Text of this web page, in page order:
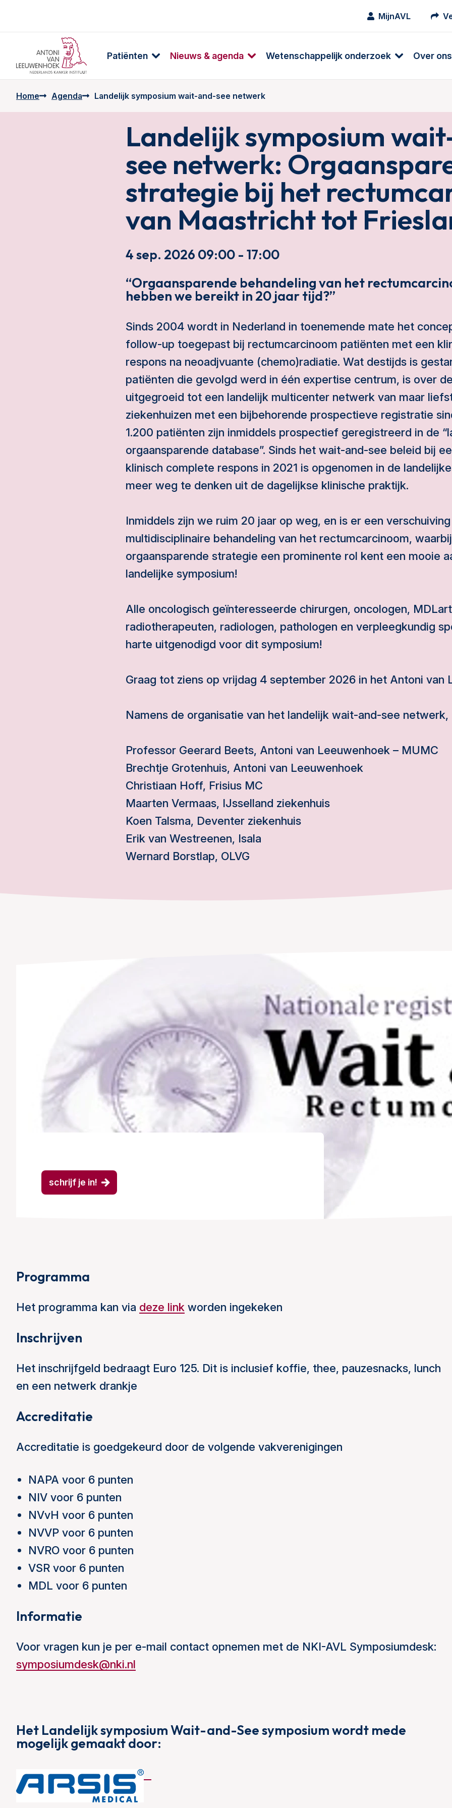
MijnAVL
Patiënten Nieuws & agenda Wetenschappelijk onderzoek Over ons
Home Agenda Landelijk symposium wait-and-see netwerk
Landelijk symposium
see netwerk:
strategie bij het
van Maastricht tot
4 sep. 2026 09:00 - 17:00
“Orgaansparende behandeling van het
hebben we bereikt in 20 jaar tijd?”
Sinds 2004 wordt in Nederland in toenemende mate het
follow-up toegepast bij rectumcarcinoom patiënten met een
respons na neoadjvuante (chemo)radiatie. Wat destijds is
patiënten die gevolgd werd in één expertise centrum, is over
uitgegroeid tot een landelijk multicenter netwerk van maar
ziekenhuizen met een bijbehorende prospectieve registratie
1.200 patiënten zijn inmiddels prospectief geregistreerd in de
orgaansparende database”. Sinds het wait-and-see beleid bij
klinisch complete respons in 2021 is opgenomen in de
meer weg te denken uit de dagelijkse klinische praktijk.
Inmiddels zijn we ruim 20 jaar op weg, en is er een
multidisciplinaire behandeling van het rectumcarcinoom,
orgaansparende strategie een prominente rol kent een mooie
landelijke symposium!
Alle oncologisch geïnteresseerde chirurgen, oncologen,
radiotherapeuten, radiologen, pathologen en verpleegkundig
harte uitgenodigd voor dit symposium!
Graag tot ziens op vrijdag 4 september 2026 in het Antoni van
Namens de organisatie van het landelijk wait-and-see netwerk,
Professor Geerard Beets, Antoni van Leeuwenhoek – MUMC
Brechtje Grotenhuis, Antoni van Leeuwenhoek
Christiaan Hoff, Frisius MC
Maarten Vermaas, IJsselland ziekenhuis
Koen Talsma, Deventer ziekenhuis
Erik van Westreenen, Isala
Wernard Borstlap, OLVG
schrijf je in!
Programma
Het programma kan via deze link worden ingekeken
Inschrijven
Het inschrijfgeld bedraagt Euro 125. Dit is inclusief koffie, thee, pauzesnacks, lunch
en een netwerk drankje
Accreditatie
Accreditatie is goedgekeurd door de volgende vakverenigingen
NAPA voor 6 punten
NIV voor 6 punten
NVvH voor 6 punten
NVVP voor 6 punten
NVRO voor 6 punten
VSR voor 6 punten
MDL voor 6 punten
Informatie
Voor vragen kun je per e-mail contact opnemen met de NKI-AVL Symposiumdesk:
symposiumdesk@nki.nl
Het Landelijk symposium Wait-and-See symposium wordt mede
mogelijk gemaakt door: